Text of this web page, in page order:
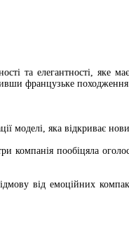
та елегантності, яке
французьке походження
яка відкриває
компанія пообіцяла
від емоційних